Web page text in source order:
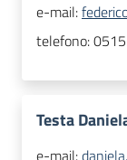
e-mail:
telefono:
Testa
e-mail: